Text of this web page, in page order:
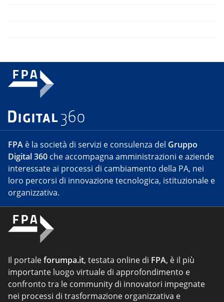
FPA è la società di servizi e consulenza del Gruppo
Digital 360 che accompagna amministrazioni e aziende
interessate ai processi di cambiamento della PA, nei
loro percorsi di innovazione tecnologica, istituzionale e
organizzativa.
Il portaleforumpa.it, testata online di FPA, è il più
importante luogo virtuale di approfondimento e
confronto tra le community di innovatori impegnate
nei processi di trasformazione organizzativa e